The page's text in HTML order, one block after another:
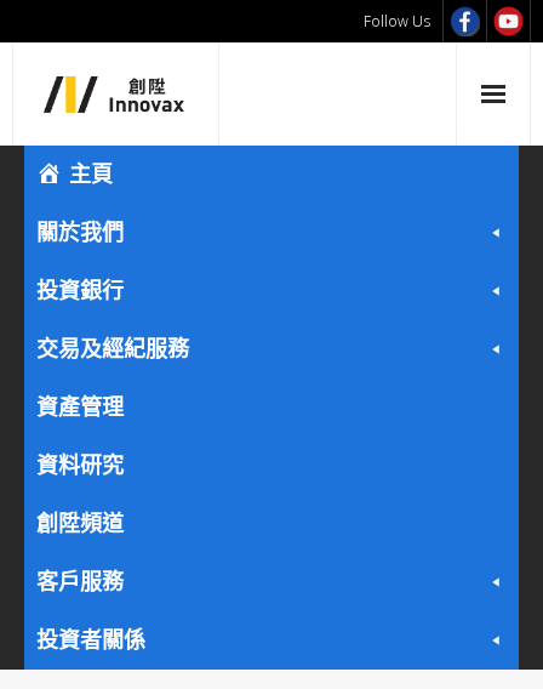
Follow Us
主頁
關於我們
投資銀行
交易及經紀服務
資產管理
資料研究
創陞頻道
客戶服務
投資者關係